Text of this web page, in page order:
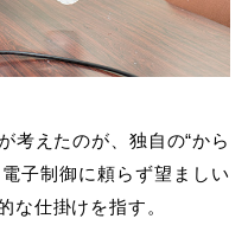
考えたのが、 独自の“から
子制御に頼らず望ましい
な仕掛けを指す。